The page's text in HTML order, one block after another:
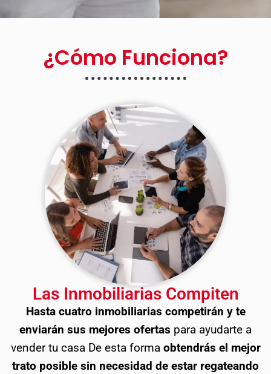
¿Cómo Funciona?
Las Inmobiliarias Compiten
Hasta cuatro inmobiliarias competirán y te
enviarán sus mejores ofertas para ayudarte a
vender tu casa De esta forma obtendrás el mejor
trato posible sin necesidad de estar regateando